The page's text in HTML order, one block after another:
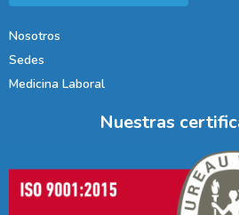
Nosotros
Sedes
Medicina Laboral
Nuestras